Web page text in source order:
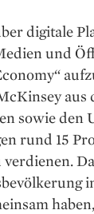
digitale
und
aus
sowie den
rund 15
verdienen.